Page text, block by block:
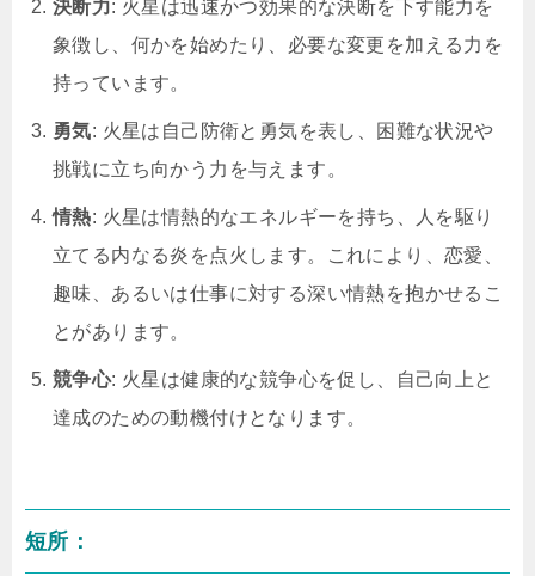
決断力: 火星は迅速かつ効果的な決断を下す能力を
象徴し、何かを始めたり、必要な変更を加える力を
持っています。
勇気: 火星は自己防衛と勇気を表し、困難な状況や
挑戦に立ち向かう力を与えます。
情熱: 火星は情熱的なエネルギーを持ち、人を駆り
立てる内なる炎を点火します。これにより、恋愛、
趣味、あるいは仕事に対する深い情熱を抱かせるこ
とがあります。
競争心: 火星は健康的な競争心を促し、自己向上と
達成のための動機付けとなります。
短所：